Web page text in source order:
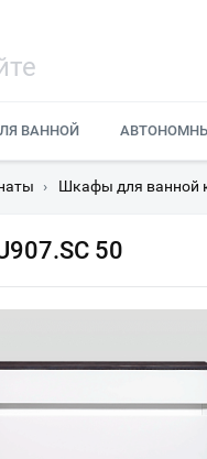
ВАННОЙ
› Шкафы для ванной
50